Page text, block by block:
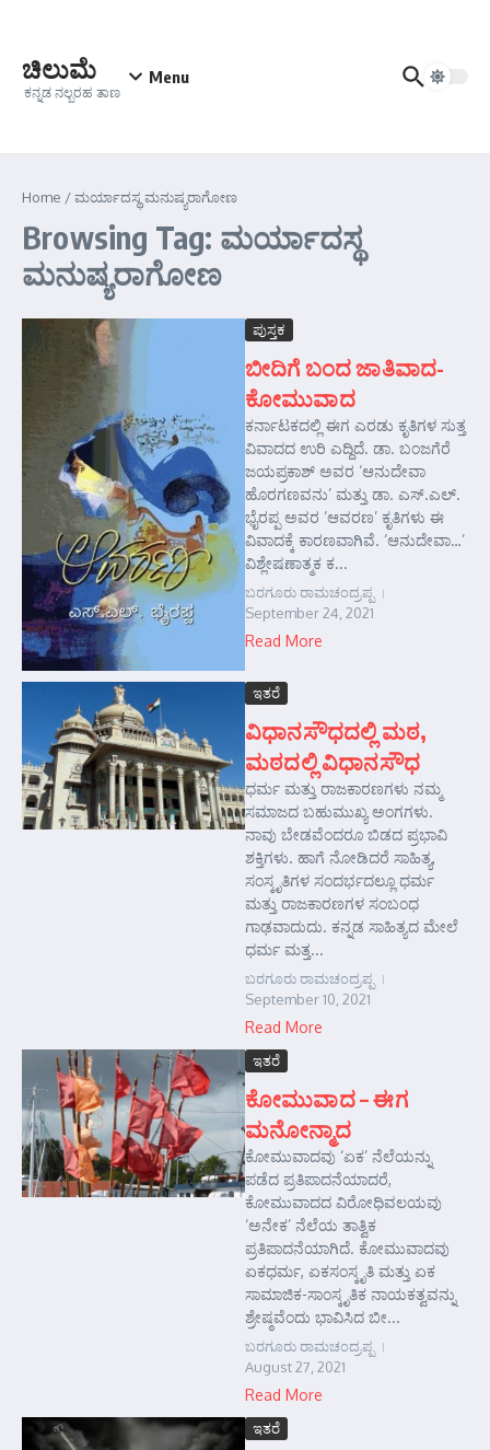
ಚಿಲುಮೆ
ಕನ್ನಡ ನಲ್ಬರಹ ತಾಣ
Menu
Home /ಮರ್ಯಾದಸ್ಥ ಮನುಷ್ಯರಾಗೋಣ
Browsing Tag: ಮರ್ಯಾದಸ್ಥ
ಮನುಷ್ಯರಾಗೋಣ
ಪುಸ್ತಕ
ಬೀದಿಗೆ ಬಂದ ಜಾತಿವಾದ-
ಕೋಮುವಾದ
ಕರ್ನಾಟಕದಲ್ಲಿ ಈಗ ಎರಡು ಕೃತಿಗಳ ಸುತ್ತ
ವಿವಾದದ ಉರಿ ಎದ್ದಿದೆ. ಡಾ. ಬಂಜಗೆರೆ
ಜಯಪ್ರಕಾಶ್ ಅವರ ‘ಆನುದೇವಾ
ಹೊರಗಣವನು’ ಮತ್ತು ಡಾ. ಎಸ್.ಎಲ್.
ಭೈರಪ್ಪ ಅವರ ‘ಆವರಣ’ ಕೃತಿಗಳು ಈ
ವಿವಾದಕ್ಕೆ ಕಾರಣವಾಗಿವೆ. ‘ಆನುದೇವಾ…’
ವಿಶ್ಲೇಷಣಾತ್ಮಕ ಕ...
ಬರಗೂರು ರಾಮಚಂದ್ರಪ್ಪ
September 24, 2021
Read More
ಇತರೆ
ವಿಧಾನಸೌಧದಲ್ಲಿ ಮಠ,
ಮಠದಲ್ಲಿ ವಿಧಾನಸೌಧ
ಧರ್ಮ ಮತ್ತು ರಾಜಕಾರಣಗಳು ನಮ್ಮ
ಸಮಾಜದ ಬಹುಮುಖ್ಯ ಅಂಗಗಳು.
ನಾವು ಬೇಡವೆಂದರೂ ಬಿಡದ ಪ್ರಭಾವಿ
ಶಕ್ತಿಗಳು. ಹಾಗೆ ನೋಡಿದರೆ ಸಾಹಿತ್ಯ,
ಸಂಸ್ಕೃತಿಗಳ ಸಂದರ್ಭದಲ್ಲೂ ಧರ್ಮ
ಮತ್ತು ರಾಜಕಾರಣಗಳ ಸಂಬಂಧ
ಗಾಢವಾದುದು. ಕನ್ನಡ ಸಾಹಿತ್ಯದ ಮೇಲೆ
ಧರ್ಮ ಮತ್ತ...
ಬರಗೂರು ರಾಮಚಂದ್ರಪ್ಪ
September 10, 2021
Read More
ಇತರೆ
ಕೋಮುವಾದ – ಈಗ
ಮನೋನ್ಮಾದ
ಕೋಮುವಾದವು ‘ಏಕ’ ನೆಲೆಯನ್ನು
ಪಡೆದ ಪ್ರತಿಪಾದನೆಯಾದರೆ,
ಕೋಮುವಾದದ ವಿರೋಧಿವಲಯವು
‘ಅನೇಕ’ ನೆಲೆಯ ತಾತ್ವಿಕ
ಪ್ರತಿಪಾದನೆಯಾಗಿದೆ. ಕೋಮುವಾದವು
ಏಕಧರ್ಮ, ಏಕಸಂಸ್ಕೃತಿ ಮತ್ತು ಏಕ
ಸಾಮಾಜಿಕ-ಸಾಂಸ್ಕೃತಿಕ ನಾಯಕತ್ವವನ್ನು
ಶ್ರೇಷ್ಠವೆಂದು ಭಾವಿಸಿದ ಬೀ...
ಬರಗೂರು ರಾಮಚಂದ್ರಪ್ಪ
August 27, 2021
Read More
ಇತರೆ